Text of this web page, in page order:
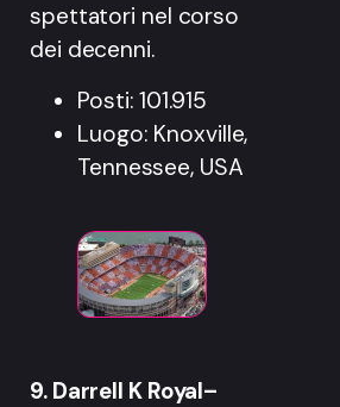
spettatori nel corso
dei decenni.
Posti: 101.915
Luogo: Knoxville,
Tennessee, USA
9. Darrell K Royal–